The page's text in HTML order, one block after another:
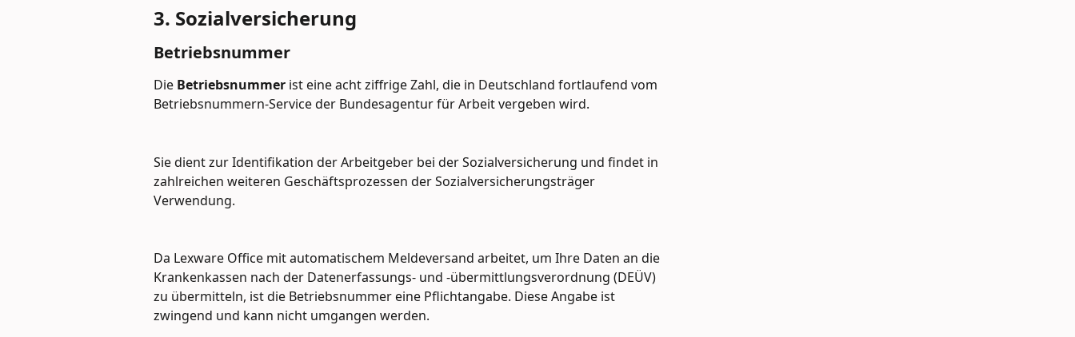
3. Sozialversicherung
Betriebsnummer
Die Betriebsnummer ist eine acht ziffrige Zahl, die in Deutschland fortlaufend vom
Betriebsnummern-Service der Bundesagentur für Arbeit vergeben wird.
﻿Sie dient zur Identifikation der Arbeitgeber bei der Sozialversicherung und findet in
zahlreichen weiteren Geschäftsprozessen der Sozialversicherungsträger
Verwendung.
﻿Da Lexware Office mit automatischem Meldeversand arbeitet, um Ihre Daten an die
Krankenkassen nach der Datenerfassungs- und -übermittlungsverordnung (DEÜV)
zu übermitteln, ist die Betriebsnummer eine Pflichtangabe. Diese Angabe ist
zwingend und kann nicht umgangen werden.